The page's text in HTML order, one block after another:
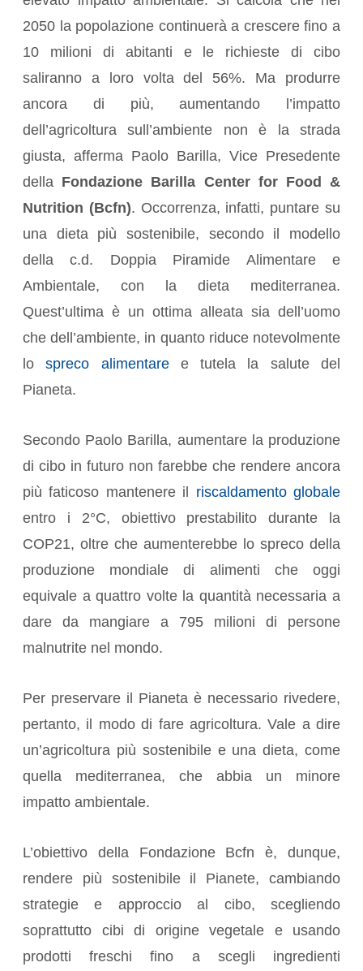
2050 la popolazione continuerà a crescere fino a
10 milioni di abitanti e le richieste di cibo
saliranno a loro volta del 56%. Ma produrre
ancora di più, aumentando l’impatto
dell’agricoltura sull’ambiente non è la strada
giusta, afferma Paolo Barilla, Vice Presedente
della Fondazione Barilla Center for Food &
Nutrition (Bcfn). Occorrenza, infatti, puntare su
una dieta più sostenibile, secondo il modello
della c.d. Doppia Piramide Alimentare e
Ambientale, con la dieta mediterranea.
Quest’ultima è un ottima alleata sia dell’uomo
che dell’ambiente, in quanto riduce notevolmente
lospreco alimentaree tutela la salute del
Pianeta.
Secondo Paolo Barilla, aumentare la produzione
di cibo in futuro non farebbe che rendere ancora
più faticoso mantenere il riscaldamento globale
entro i 2°C, obiettivo prestabilito durante la
COP21, oltre che aumenterebbe lo spreco della
produzione mondiale di alimenti che oggi
equivale a quattro volte la quantità necessaria a
dare da mangiare a 795 milioni di persone
malnutrite nel mondo.
Per preservare il Pianeta è necessario rivedere,
pertanto, il modo di fare agricoltura. Vale a dire
un’agricoltura più sostenibile e una dieta, come
quella mediterranea, che abbia un minore
impatto ambientale.
L’obiettivo della Fondazione Bcfn è, dunque,
rendere più sostenibile il Pianete, cambiando
strategie e approccio al cibo, scegliendo
soprattutto cibi di origine vegetale e usando
prodotti freschi fino a scegli ingredienti